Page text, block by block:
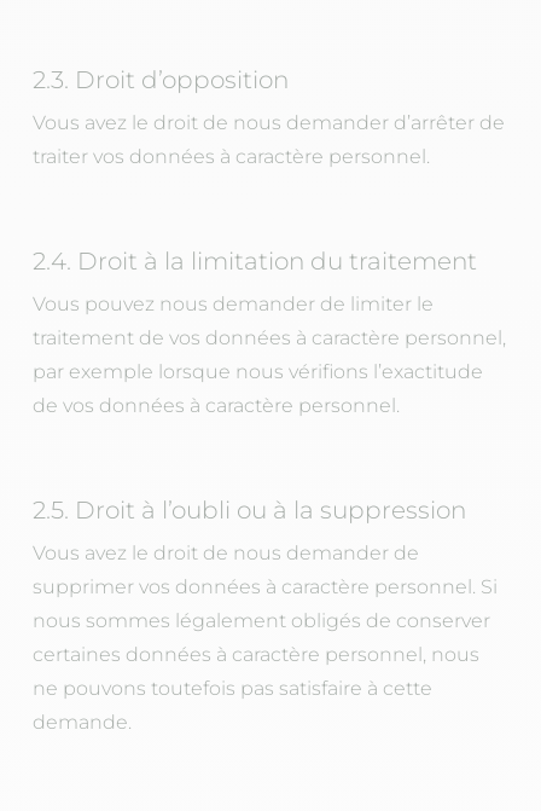
2.3. Droit d’opposition
Vous avez le droit de nous demander d’arrêter de
traiter vos données à caractère personnel.
2.4. Droit à la limitation du traitement
Vous pouvez nous demander de limiter le
traitement de vos données à caractère personnel,
par exemple lorsque nous vérifions l’exactitude
de vos données à caractère personnel.
2.5. Droit à l’oubli ou à la suppression
Vous avez le droit de nous demander de
supprimer vos données à caractère personnel. Si
nous sommes légalement obligés de conserver
certaines données à caractère personnel, nous
ne pouvons toutefois pas satisfaire à cette
demande.